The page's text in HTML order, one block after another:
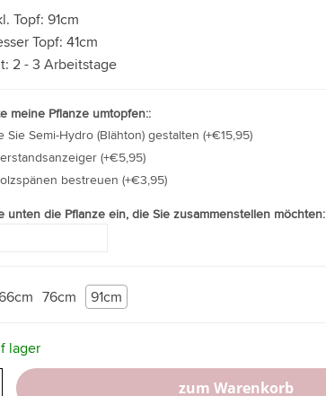
Topf: 91cm
Topf: 41cm
2 - 3 Arbeitstage
meine Pflanze umtopfen::
Sie Semi-Hydro (Blähton) gestalten (+€15,95)
(+€5,95)
bestreuen (+€3,95)
unten die Pflanze ein, die Sie zusammenstellen möchten:
76cm 91cm
lager
zum Warenkorb